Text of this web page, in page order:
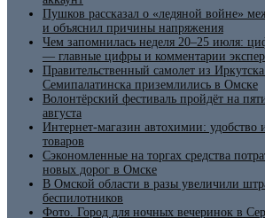
Пушков рассказал о «ледяной войне»
и объяснил причины напряжения
Чем запомнилась неделя 20–25 июля:
— главные цифры и комментарии
Правительственный самолет из
Семипалатинска приземлились в Омске
Волонтёрский фестиваль пройдёт на
августа
Интернет-магазин автохимии:
товаров
Сэкономленные на торгах средства
новых дорог в Омске
В Омской области в разы увеличили
беспилотников
Фото. Город для ночных вечеринок в